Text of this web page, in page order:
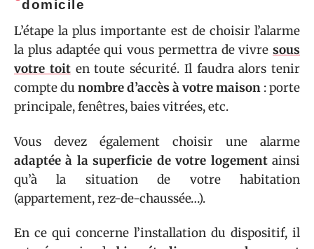
domicile
L’étape la plus importante est de choisir l’alarme
la plus adaptée qui vous permettra de vivre sous
votre toiten toute sécurité. Il faudra alors tenir
compte du nombre d’accès à votre maison : porte
principale, fenêtres, baies vitrées, etc.
Vous devez également choisir une alarme
adaptée à la superficie de votre logementainsi
qu’à la situation de votre habitation
(appartement, rez-de-chaussée…).
En ce qui concerne l’installation du dispositif, il